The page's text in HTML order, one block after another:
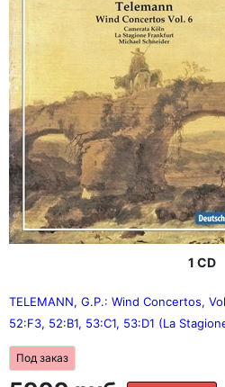
1 CD
TELEMANN, G.P.: Wind Concertos,
52:F3, 52:B1, 53:C1, 53:D1 (La
Под заказ